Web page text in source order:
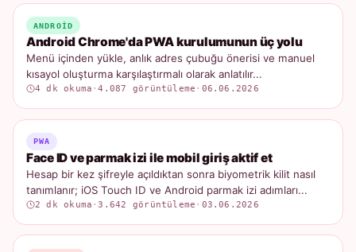
ANDROID
Android Chrome'da PWA kurulumunun üç yolu
Menü içinden yükle, anlık adres çubuğu önerisi ve manuel
kısayol oluşturma karşılaştırmalı olarak anlatılır...
4 dk okuma ·4.087 görüntüleme · 06.06.2026
PWA
Face ID ve parmak izi ile mobil giriş aktif et
Hesap bir kez şifreyle açıldıktan sonra biyometrik kilit nasıl
tanımlanır; iOS Touch ID ve Android parmak izi adımları...
2 dk okuma ·3.642 görüntüleme · 03.06.2026